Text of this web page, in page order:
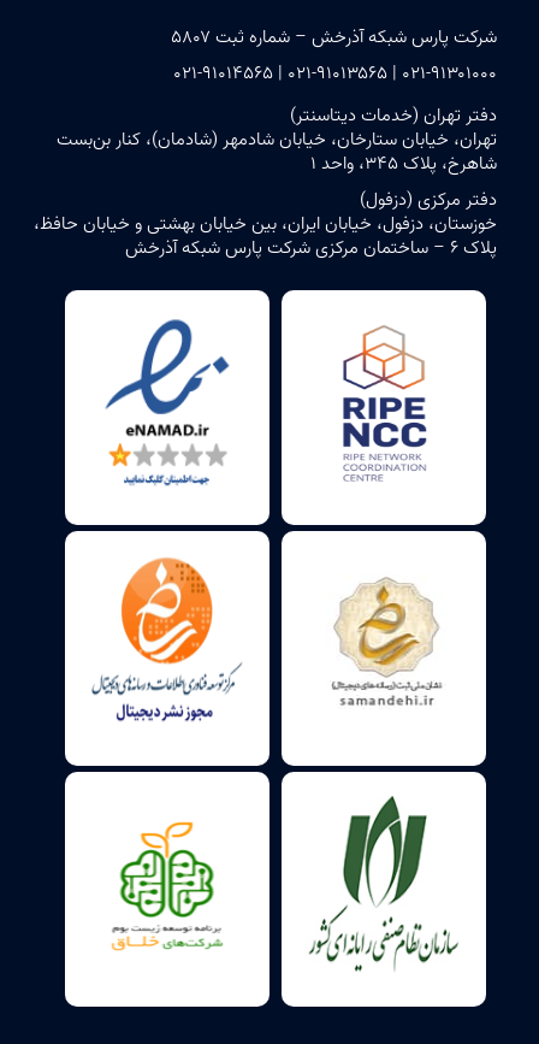
شرکت پارس شبکه آذرخش – شماره ثبت ۵۸۰۷
۰۲۱-۹۱۳۰۱۰۰۰ | ۰۲۱-۹۱۰۱۳۵۶۵ | ۰۲۱-۹۱۰۱۴۵۶۵
دفتر تهران (خدمات دیتاسنتر)
تهران، خیابان ستارخان، خیابان شادمهر (شادمان)، کنار بن‌بست
شاهرخ، پلاک ۳۴۵، واحد ۱
دفتر مرکزی (دزفول)
خوزستان، دزفول، خیابان ایران، بین خیابان بهشتی و خیابان حافظ،
پلاک ۶ – ساختمان مرکزی شرکت پارس شبکه آذرخش